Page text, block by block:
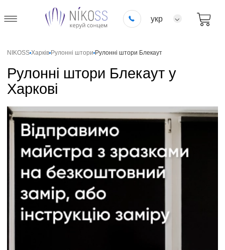
укр
NIKOSS Харків Рулонні штори Рулонні штори Блекаут
Рулонні штори Блекаут у
Харкові